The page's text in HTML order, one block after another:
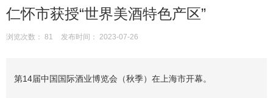
仁怀市获授“世界美酒特色产区”
浏览次数： 81 发布时间： 2023-07-26
第14届中国国际酒业博览会（秋季）在上海市开幕。